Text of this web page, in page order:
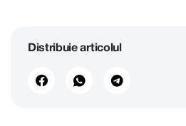
Distribuie articolul